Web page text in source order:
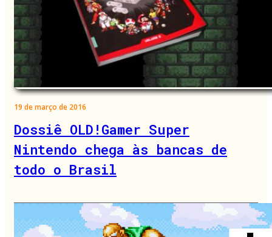
19 de março de 2016
Dossiê OLD!Gamer Super
Nintendo chega às bancas de
todo o Brasil